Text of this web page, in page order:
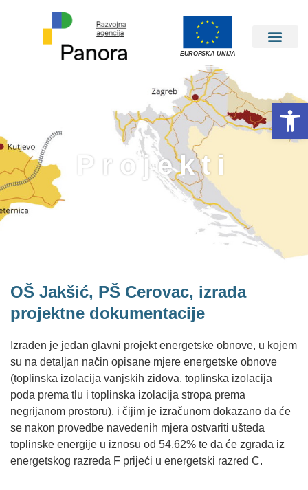
EUROPSKA UNIJA
Projekti
OŠ Jakšić, PŠ Cerovac, izrada
projektne dokumentacije
Izrađen je jedan glavni projekt energetske obnove, u kojem
su na detaljan način opisane mjere energetske obnove
(toplinska izolacija vanjskih zidova, toplinska izolacija
poda prema tlu i toplinska izolacija stropa prema
negrijanom prostoru), i čijim je izračunom dokazano da će
se nakon provedbe navedenih mjera ostvariti ušteda
toplinske energije u iznosu od 54,62% te da će zgrada iz
energetskog razreda F prijeći u energetski razred C.